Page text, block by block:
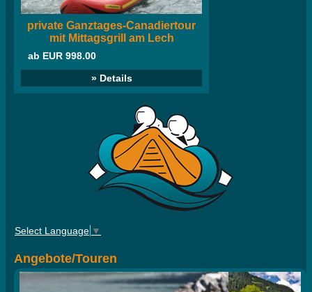
private Ganztages-Canadiertour
mit Mittagsgrill am Lech
ab EUR 998.00
» Details
Select Language ▼
Angebote/Touren